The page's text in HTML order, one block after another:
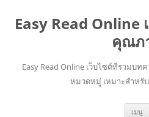
Easy Read Online
คุณภ
Easy Read Online เว็บไซต์ที่รวมบ
หมวดหมู่ เหมาะสำหรั
เมนู